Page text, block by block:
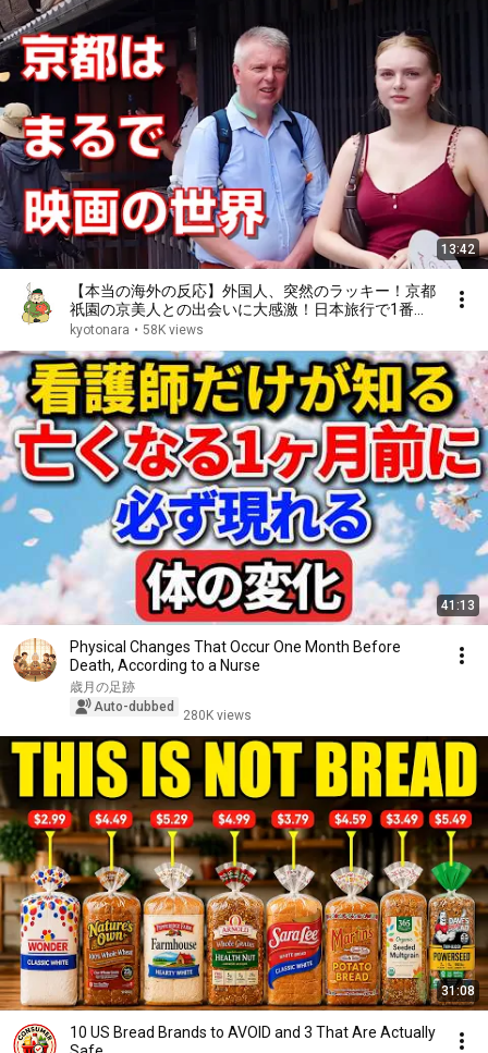
13:42
【本当の海外の反応】外国人、突然のラッキー！京都
祇園の京美人との出会いに大感激！日本旅行で1番の
思い出をしらべてみたら
kyotonara • 58K views
41:13
Physical Changes That Occur One Month Before
Death, According to a Nurse
歳月の足跡
Auto-dubbed
280K views
31:08
10 US Bread Brands to AVOID and 3 That Are Actually